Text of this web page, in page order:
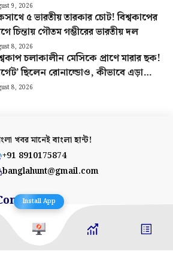
9, 2026
৫ ভারতীয় তারকার চোট! বিশ্বকাপের
চিন্তায় গৌতম গম্ভীরের ভারতীয় দল
8, 2026
চলাকালীন মেসিকে প্রাণে মারার ছক!
ছিলেন রোনাল্ডোও, কীভাবে এড়ানো
হামলা?
8, 2026
খবর মানেইবাংলা হান্ট!
+91 8910175874
banglahunt@gmail.com
Install App